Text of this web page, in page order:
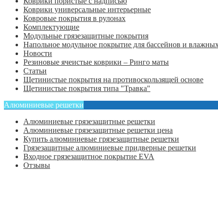
Коврики универсальные интерьерные
Ковровые покрытия в рулонах
Комплектующие
Модульные грязезащитные покрытия
Напольное модульное покрытие для бассейнов и
Новости
Резиновые ячеистые коврики – Ринго маты
Статьи
Щетинистые покрытия на противоскользящей основе
Щетинистые покрытия типа "Травка"
Алюминиевые решетки
Алюминиевые грязезащитные решетки
Алюминиевые грязезащитные решетки цена
Купить алюминиевые грязезащитные решетки
Грязезащитные алюминиевые придверные решетки
Входное грязезащитное покрытие EVA
Отзывы